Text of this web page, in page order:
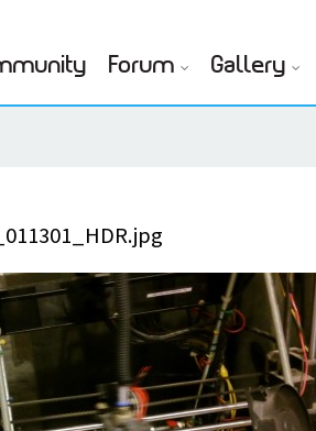
Forum Gallery